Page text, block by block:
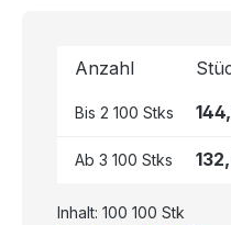
Anzahl
Bis 2 100 Stks
Ab 3 100 Stks
Inhalt: 100 100 Stk